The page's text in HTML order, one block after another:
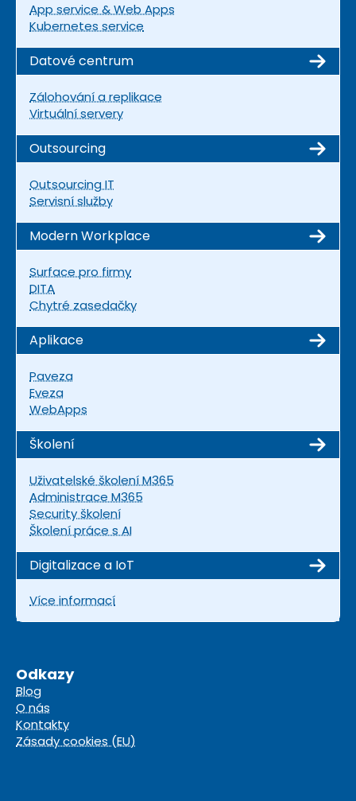
App service & Web Apps
Kubernetes service
Datové centrum
Zálohování a replikace
Virtuální servery
Outsourcing
Outsourcing IT
Servisní služby
Modern Workplace
Surface pro firmy
DITA
Chytré zasedačky
Aplikace
Paveza
Eveza
WebApps
Školení
Uživatelské školení M365
Administrace M365
Security školení
Školení práce s AI
Digitalizace a IoT
Více informací
Odkazy
Blog
O nás
Kontakty
Zásady cookies (EU)